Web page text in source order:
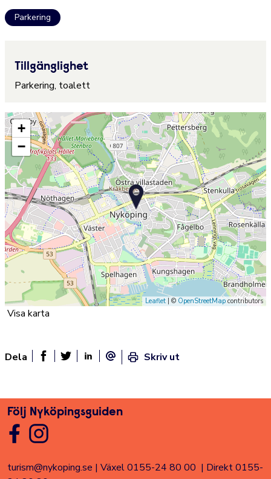
Parkering
Tillgänglighet
Parkering, toalett
+
−
Leaflet | © OpenStreetMap contributors
Visa karta
Dela
Dela sidan på Facebook
E-post
Skriv ut
Följ Nyköpingsguiden
turism@nykoping.se | Växel 0155-24 80 00 | Direkt 0155-